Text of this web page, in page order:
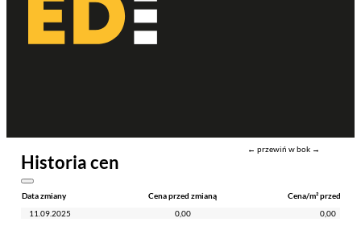
Historia cen
← przewiń w bok →
Data zmiany Cena przed zmianą
Cena/m² przed
11.09.2025
0,00 0,00